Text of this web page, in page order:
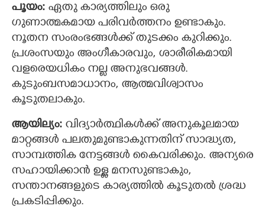
പൂയം: ഏതു കാര്യത്തിലും ഒരു
ഗുണാത്മകമായ പരിവര്‍ത്തനം ഉണ്ടാകും.
നൂതന സംരംഭങ്ങള്‍ക്ക് തുടക്കം കുറിക്കും.
പ്രശംസയും അംഗീകാരവും, ശാരീരികമായി
വളരെയധികം നല്ല അനുഭവങ്ങള്‍.
കുടുംബസമാധാനം, ആത്മവിശ്വാസം
കൂടുതലാകും.
ആയില്യം: വിദ്യാര്‍ത്ഥികള്‍ക്ക് അനുകൂലമായ
മാറ്റങ്ങള്‍ പലതുമുണ്ടാകുന്നതിന് സാദ്ധ്യത,
സാമ്പത്തിക നേട്ടങ്ങള്‍ കൈവരിക്കും. അന്യരെ
സഹായിക്കാന്‍ ഉള്ള മനസുണ്ടാകും,
സന്താനങ്ങളുടെ കാര്യത്തില്‍ കൂടുതല്‍ ശ്രദ്ധ
പ്രകടിപ്പിക്കും.